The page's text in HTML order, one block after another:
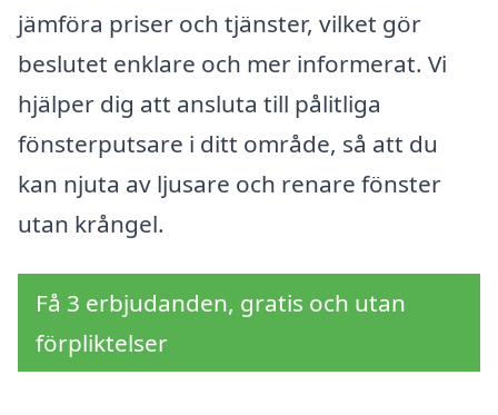
jämföra priser och tjänster, vilket gör
beslutet enklare och mer informerat. Vi
hjälper dig att ansluta till pålitliga
fönsterputsare i ditt område, så att du
kan njuta av ljusare och renare fönster
utan krångel.
Få 3 erbjudanden, gratis och utan
förpliktelser